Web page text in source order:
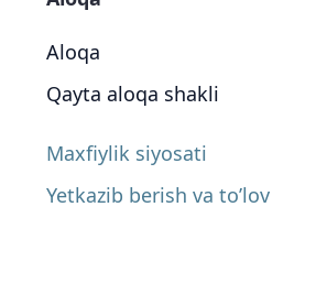
Aloqa
Qayta aloqa shakli
Maxfiylik siyosati
Yetkazib berish va to’lov